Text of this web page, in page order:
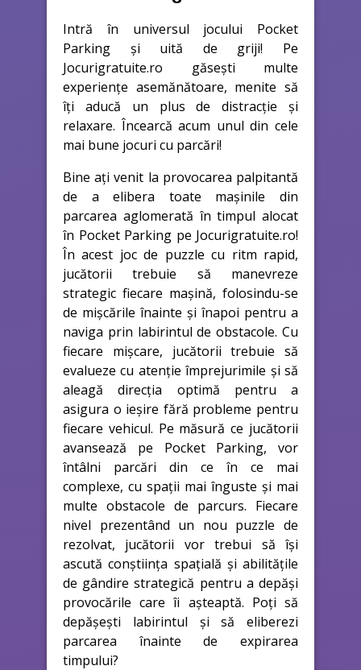
Intră în universul jocului Pocket
Parking și uită de griji! Pe
Jocurigratuite.ro găsești multe
experiențe asemănătoare, menite să
îți aducă un plus de distracție și
relaxare. Încearcă acum unul din cele
mai bune jocuri cu parcări!
Bine ați venit la provocarea palpitantă
de a elibera toate mașinile din
parcarea aglomerată în timpul alocat
în Pocket Parking pe Jocurigratuite.ro!
În acest joc de puzzle cu ritm rapid,
jucătorii trebuie să manevreze
strategic fiecare mașină, folosindu-se
de mișcările înainte și înapoi pentru a
naviga prin labirintul de obstacole. Cu
fiecare mișcare, jucătorii trebuie să
evalueze cu atenție împrejurimile și să
aleagă direcția optimă pentru a
asigura o ieșire fără probleme pentru
fiecare vehicul. Pe măsură ce jucătorii
avansează pe Pocket Parking, vor
întâlni parcări din ce în ce mai
complexe, cu spații mai înguste și mai
multe obstacole de parcurs. Fiecare
nivel prezentând un nou puzzle de
rezolvat, jucătorii vor trebui să își
ascută conștiința spațială și abilitățile
de gândire strategică pentru a depăși
provocările care îi așteaptă. Poți să
depășești labirintul și să eliberezi
parcarea înainte de expirarea
timpului?